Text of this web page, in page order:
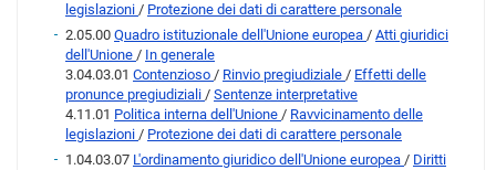
legislazioni / Protezione dei dati di carattere personale
2.05.00 Quadro istituzionale dell'Unione europea / Atti giuridici
dell'Unione / In generale
3.04.03.01 Contenzioso / Rinvio pregiudiziale / Effetti delle
pronunce pregiudiziali / Sentenze interpretative
4.11.01 Politica interna dell'Unione / Ravvicinamento delle
legislazioni / Protezione dei dati di carattere personale
1.04.03.07 L'ordinamento giuridico dell'Unione europea / Diritti